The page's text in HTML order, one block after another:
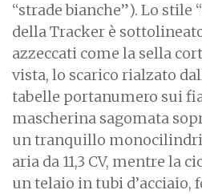
“strade bianche”). Lo stile
della Tracker è
azzeccati come la sella
vista, lo scarico rialzato
tabelle portanumero sui
mascherina sagomata
un tranquillo
aria da 11,3 CV, mentre la
un telaio in tubi d’acciaio,